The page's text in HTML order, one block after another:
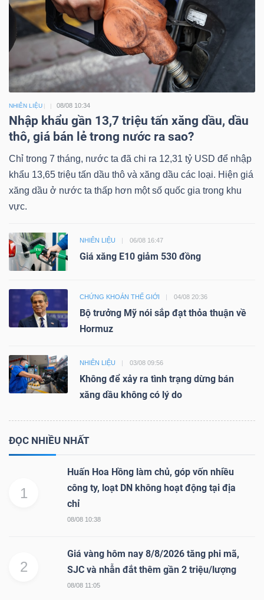
NHIÊN LIỆU 08/08 10:34
Nhập khẩu gần 13,7 triệu tấn xăng dầu, dầu
thô, giá bán lẻ trong nước ra sao?
Chỉ trong 7 tháng, nước ta đã chi ra 12,31 tỷ USD để nhập
khẩu 13,65 triệu tấn dầu thô và xăng dầu các loại. Hiện giá
xăng dầu ở nước ta thấp hơn một số quốc gia trong khu
vực.
NHIÊN LIỆU 06/08 16:47
Giá xăng E10 giảm 530 đồng
CHỨNG KHOÁN THẾ GIỚI 04/08 20:36
Bộ trưởng Mỹ nói sắp đạt thỏa thuận về
Hormuz
NHIÊN LIỆU 03/08 09:56
Không để xảy ra tình trạng dừng bán
xăng dầu không có lý do
ĐỌC NHIỀU NHẤT
1
Huấn Hoa Hồng làm chủ, góp vốn nhiều
công ty, loạt DN không hoạt động tại địa
chỉ
08/08 10:38
2
Giá vàng hôm nay 8/8/2026 tăng phi mã,
SJC và nhẫn đắt thêm gần 2 triệu/lượng
08/08 11:05